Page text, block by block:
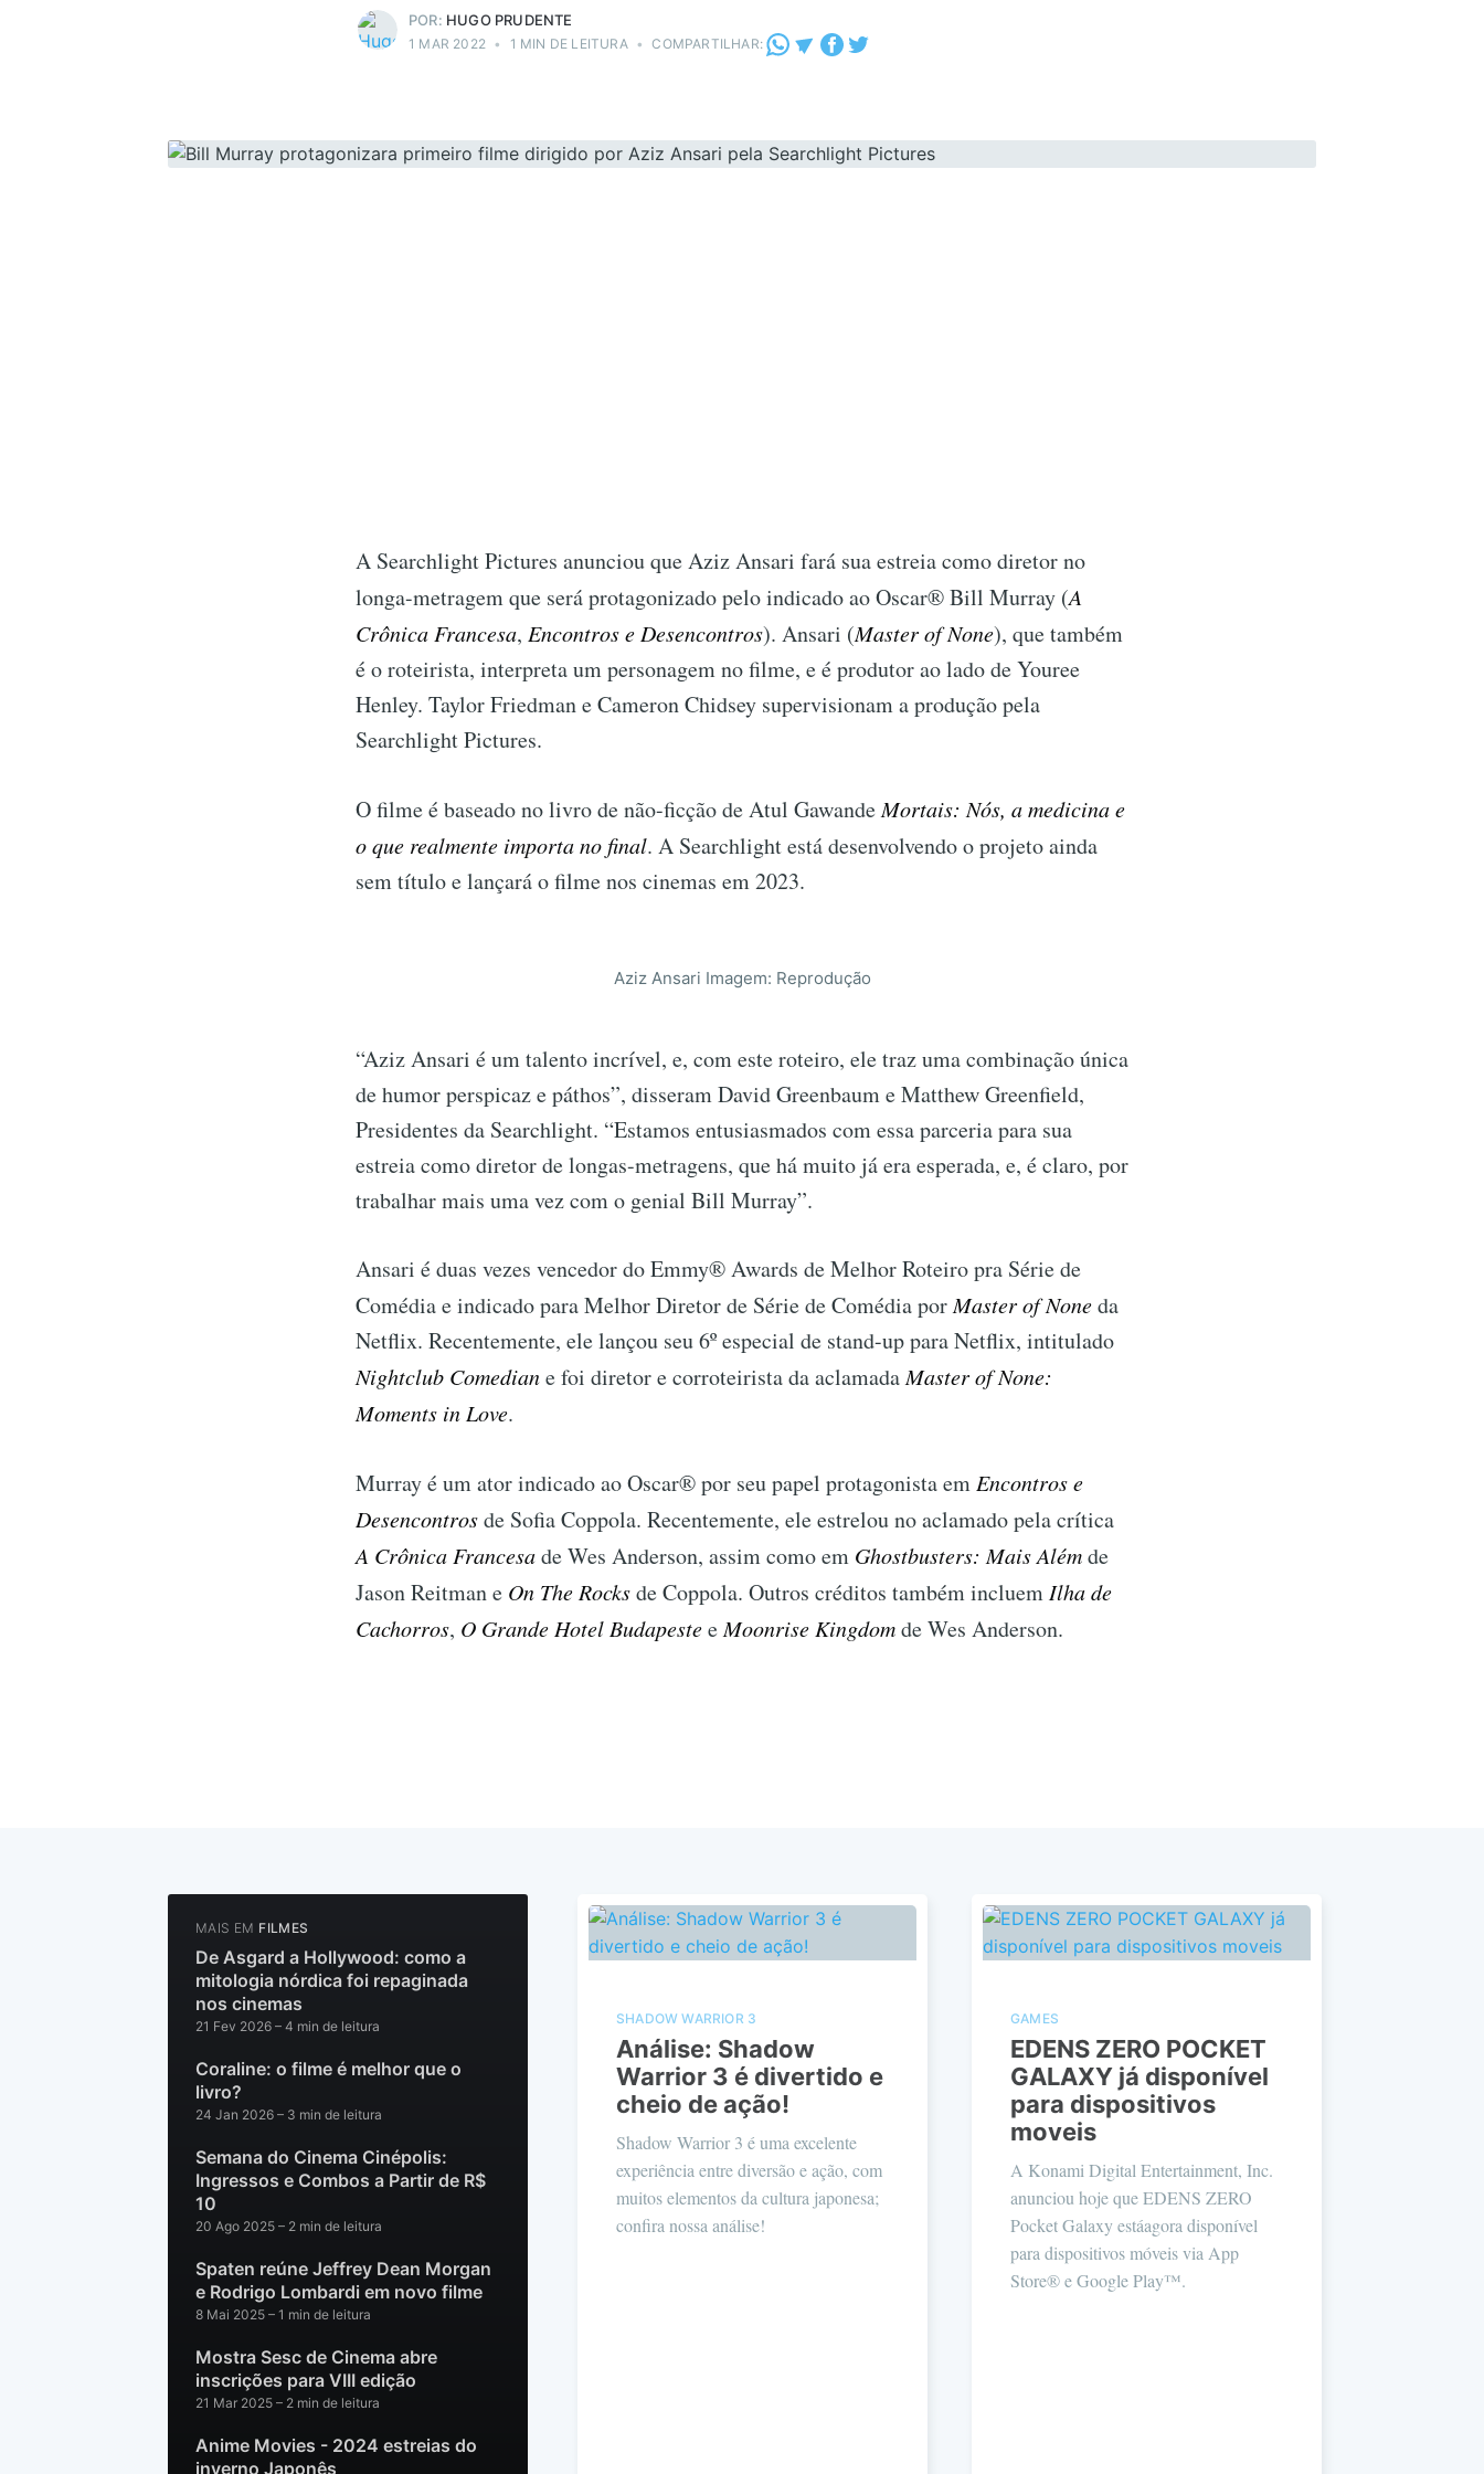
POR: HUGO PRUDENTE
1 MAR 2022 • 1 MIN DE LEITURA • COMPARTILHAR:
A Searchlight Pictures anunciou que Aziz Ansari fará sua estreia como diretor no
longa-metragem que será protagonizado pelo indicado ao Oscar® Bill Murray (A
Crônica Francesa, Encontros e Desencontros). Ansari (Master of None), que também
é o roteirista, interpreta um personagem no filme, e é produtor ao lado de Youree
Henley. Taylor Friedman e Cameron Chidsey supervisionam a produção pela
Searchlight Pictures.
O filme é baseado no livro de não-ficção de Atul GawandeMortais: Nós, a medicina e
o que realmente importa no final. A Searchlight está desenvolvendo o projeto ainda
sem título e lançará o filme nos cinemas em 2023.
Aziz Ansari Imagem: Reprodução
“Aziz Ansari é um talento incrível, e, com este roteiro, ele traz uma combinação única
de humor perspicaz e páthos”, disseram David Greenbaum e Matthew Greenfield,
Presidentes da Searchlight. “Estamos entusiasmados com essa parceria para sua
estreia como diretor de longas-metragens, que há muito já era esperada, e, é claro, por
trabalhar mais uma vez com o genial Bill Murray”.
Ansari é duas vezes vencedor do Emmy® Awards de Melhor Roteiro pra Série de
Comédia e indicado para Melhor Diretor de Série de Comédia porMaster of Noneda
Netflix. Recentemente, ele lançou seu 6º especial de stand-up para Netflix, intitulado
Nightclub Comediane foi diretor e corroteirista da aclamadaMaster of None:
Moments in Love.
Murray é um ator indicado ao Oscar® por seu papel protagonista em Encontros e
Desencontrosde Sofia Coppola. Recentemente, ele estrelou no aclamado pela crítica
A Crônica Francesade Wes Anderson, assim como em Ghostbusters: Mais Alémde
Jason Reitman e On The Rocksde Coppola. Outros créditos também incluem Ilha de
Cachorros, O Grande Hotel BudapesteeMoonrise Kingdomde Wes Anderson.
MAIS EM FILMES
De Asgard a Hollywood: como a
mitologia nórdica foi repaginada
nos cinemas
21 Fev 2026 – 4 min de leitura
Coraline: o filme é melhor que o
livro?
24 Jan 2026 – 3 min de leitura
Semana do Cinema Cinépolis:
Ingressos e Combos a Partir de R$
10
20 Ago 2025 – 2 min de leitura
Spaten reúne Jeffrey Dean Morgan
e Rodrigo Lombardi em novo filme
8 Mai 2025 – 1 min de leitura
Mostra Sesc de Cinema abre
inscrições para VIII edição
21 Mar 2025 – 2 min de leitura
Anime Movies - 2024 estreias do
inverno Japonês
SHADOW WARRIOR 3
Análise: Shadow
Warrior 3 é divertido e
cheio de ação!
Shadow Warrior 3 é uma excelente
experiência entre diversão e ação, com
muitos elementos da cultura japonesa;
confira nossa análise!
GAMES
EDENS ZERO POCKET
GALAXY já disponível
para dispositivos
moveis
A Konami Digital Entertainment, Inc.
anunciou hoje que EDENS ZERO
Pocket Galaxy estáagora disponível
para dispositivos móveis via App
Store® e Google Play™.